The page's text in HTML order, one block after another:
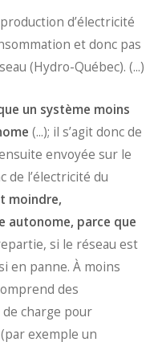
d’électricité
et donc pas
(Hydro-Québec). (...)
un système moins
(...); il s’agit donc de
envoyée sur le
de l’électricité du
moindre,
autonome, parce que
si le réseau est
en panne. À moins
des
charge pour
exemple un